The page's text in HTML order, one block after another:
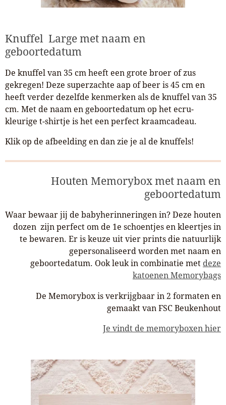
Knuffel Large met naam en
geboortedatum
De knuffel van 35 cm heeft een grote broer of zus
gekregen! Deze superzachte aap of beer is 45 cm en
heeft verder dezelfde kenmerken als de knuffel van 35
cm. Met de naam en geboortedatum op het ecru-
kleurige t-shirtje is het een perfect kraamcadeau.
Klik op de afbeelding en dan zie je al de knuffels!
Houten Memorybox met naam en
geboortedatum
Waar bewaar jij de babyherinneringen in? Deze houten
dozen zijn perfect om de 1e schoentjes en kleertjes in
te bewaren. Er is keuze uit vier prints die natuurlijk
gepersonaliseerd worden met naam en
geboortedatum. Ook leuk in combinatie met deze
katoenen Memorybags
De Memorybox is verkrijgbaar in 2 formaten en
gemaakt van FSC Beukenhout
Je vindt de memoryboxen hier